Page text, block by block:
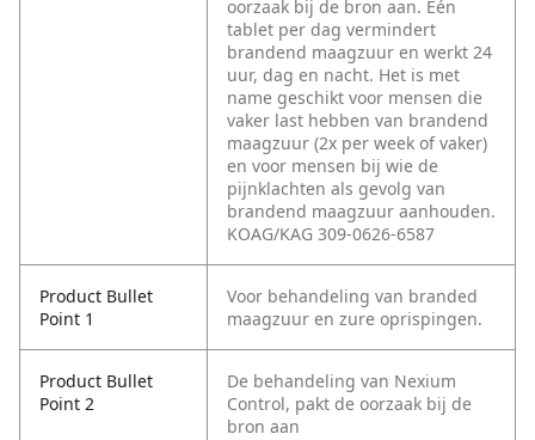
oorzaak bij de bron aan. Eén
tablet per dag vermindert
brandend maagzuur en werkt 24
uur, dag en nacht. Het is met
name geschikt voor mensen die
vaker last hebben van brandend
maagzuur (2x per week of vaker)
en voor mensen bij wie de
pijnklachten als gevolg van
brandend maagzuur aanhouden.
KOAG/KAG 309-0626-6587
Product Bullet
Point 1
Voor behandeling van branded
maagzuur en zure oprispingen.
Product Bullet
Point 2
De behandeling van Nexium
Control, pakt de oorzaak bij de
bron aan